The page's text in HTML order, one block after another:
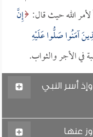
لأمر الله حيث قال: إِنَّ
آمَنُوا صَلُّوا عَلَيْهِ
أسر النبي
عنها